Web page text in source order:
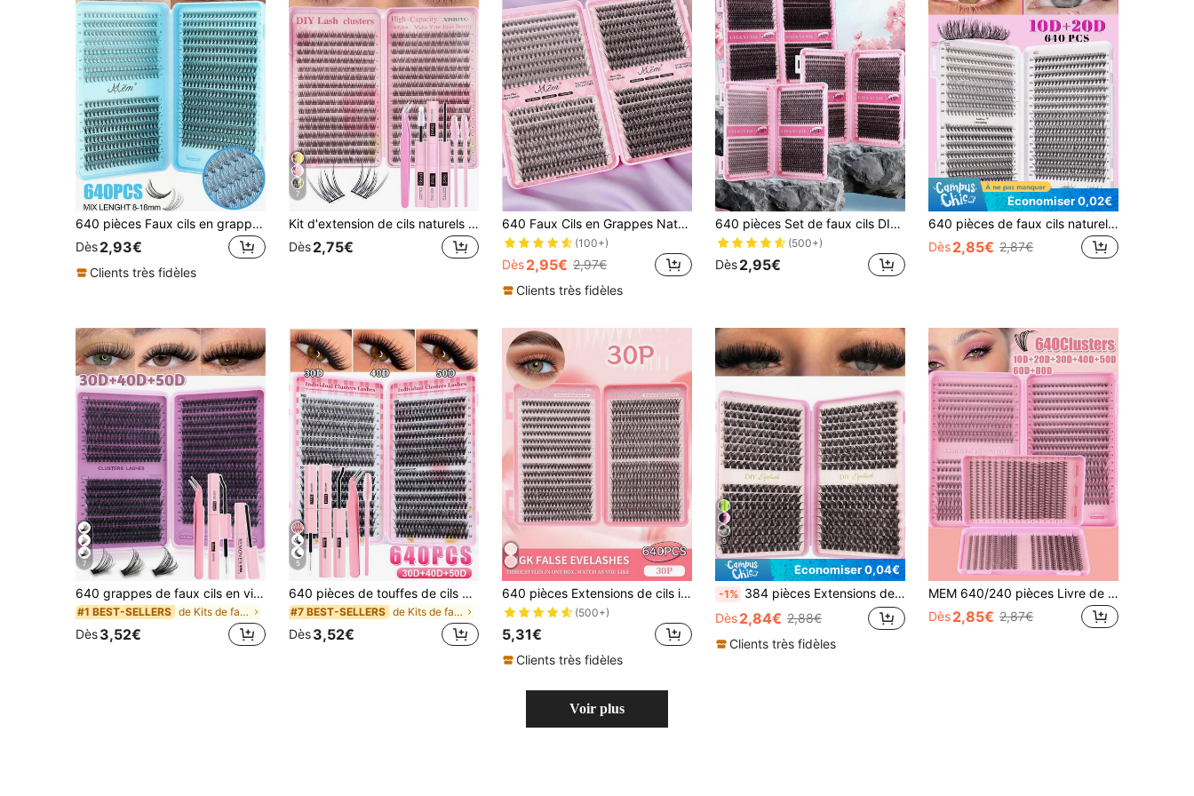
640 pièces Faux cils en grappe simple D Curl, 10D-50D style dessin animé naturel mélangé, fibre synthétique épaissie longue durée, livre de cils, convient aux débutants, maquillage quotidien, mariage, fête, Noël, festival de musique
Dès2,93€
Clients très fidèles
7
Kit d'extension de cils naturels 384 pièces, extensions de cils fines, cils uniques 9-12 mm, comprend colle à cils et pince à extension de cils, facile DIY à la maison
Dès2,75€
640 Faux Cils en Grappes Naturels Doux Courbe D 0,07 mm, Mélange 10D 20D 30D 40D 50D 60D 8-16 mm, Extensions de Cils DIY pour Manga Cosplay Quotidien, Boîte Cadeau Améliorée, Convient à l'Utilisation en Grappes Individuelles & Complètes
(100+)
Dès2,95€ 2,97€
Clients très fidèles
640 pièces Set de faux cils DIY, comprenant des types de croissance, des types bouclés, des brins simples super épais, des types fins, 10D+20D+30D+40D / 30D+40D+50D+60D / 50D+60D+80D+100D, cils effilés de 10-16 mm en forme de D pour une application à domicile
(500+)
Dès2,95€
Économiser 0,02€
640 pièces de faux cils naturels à courbure D, styles mixtes 20D+30D+40D+5D+60D+80D, noirs épais, convenant aux débutants, livre de cils grande capacité, cils synthétiques classiques de dessin animé, durables et longue tenue, convenant pour le quotidien, les fêtes, les mariages, Noël, les festivals de musique et autres occasions
Dès2,85€ 2,87€
7
640 grappes de faux cils en vison DIY, boucle D, denses et moelleux, longueur mixte 8-16 mm, effet accrocheur, convient à différents looks de maquillage. Colle, démaquillant, pince à épiler peuvent être sélectionnés selon les besoins. Légers et réutilisables, excellent rapport qualité-prix, convient aux débutants, applicable à de multiples occasions, port quotidien
#1 BEST-SELLERS de Kits de faux cils et adhésifs
Dès3,52€
5
640 pièces de touffes de cils à tige unique DIY, extensions de cils volumineuses et moelleuses à boucle D, design de longueur mixte 8-16 mm, convient à divers looks de maquillage, ensemble agrandissant les yeux comprenant de la colle à cils, des pinces à épiler, des cils légers, haute performance coût-efficacité, parfait pour le maquillage de débutant, convient pour un usage quotidien, les fêtes et autres occasions, pour elle
#7 BEST-SELLERS de Kits de faux cils et adhésifs
Dès3,52€
640 pièces Extensions de cils individuelles, Frisure D 30D 8-16mm, naturelles et super épaisses, intelligentes, super douces et super légères. Kit d'extensions de faux cils individuels réutilisables, convient aux débutants pour la vie quotidienne, les mariages, les rendez-vous, les fêtes, les festivals de musique, Halloween. Kit d'extensions de cils en grappe D Curl haute capacité 640 pièces, kit d'extensions de cils haute capacité 640 pièces, set d'extensions de cils DIY
(500+)
5,31€
Clients très fidèles
9
Économiser 0,04€
-1% 384 pièces Extensions de cils en grappe à courbure D, tutoriel d'extension de cils DIY, grappes de cils, cils individuels, faux cils
Dès2,84€ 2,88€
Clients très fidèles
MEM 640/240 pièces Livre de cils en grappe D Curl, 10-16mm 10D/20D Cils segmentés fins & épais mélangés, DIY pour débutants pour usage quotidien, mariage, fête, cadeaux parfaits pour Noël & Halloween
Dès2,85€ 2,87€
Voir plus